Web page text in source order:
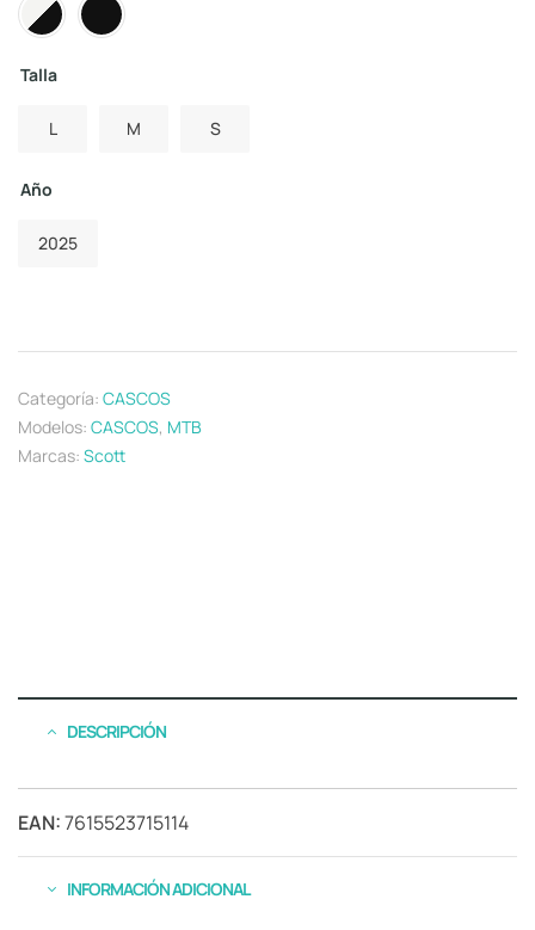
Talla
L M S
Año
2025
Categoría: CASCOS
Modelos: CASCOS, MTB
Marcas: Scott
DESCRIPCIÓN
EAN:7615523715114
INFORMACIÓN ADICIONAL